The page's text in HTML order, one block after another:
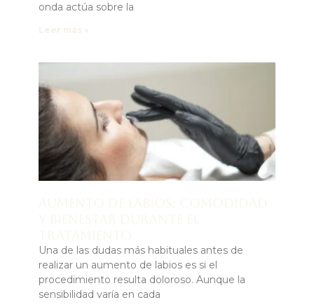
onda actúa sobre la
Una de las dudas más habituales antes de
realizar un aumento de labios es si el
procedimiento resulta doloroso. Aunque la
sensibilidad varía en cada